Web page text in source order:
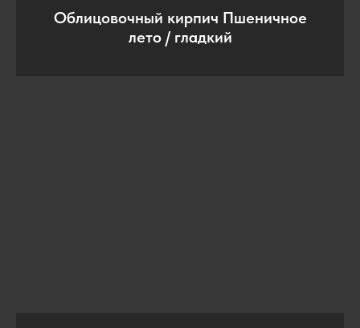
Облицовочный кирпич Пшеничное
лето / гладкий